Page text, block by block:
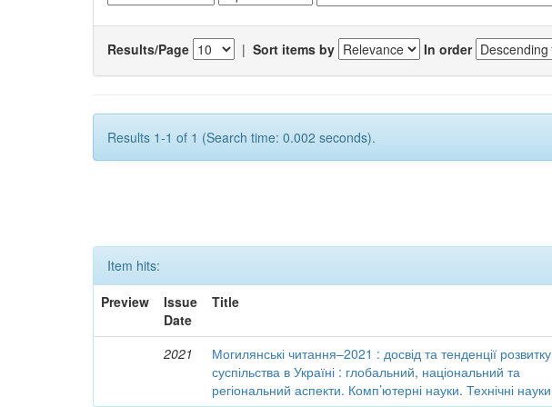
Results/Page | Sort items by In order
Results 1-1 of 1 (Search time: 0.002 seconds).
Item hits:
Preview
Issue
Date
Title
2021
Могилянські читання–2021 : досвід та тенденції розвитку
суспільства в Україні : глобальний, національний та
регіональний аспекти. Комп’ютерні науки. Технічні науки